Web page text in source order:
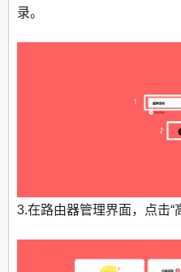
录。
3.在路由器管理界面，点击“